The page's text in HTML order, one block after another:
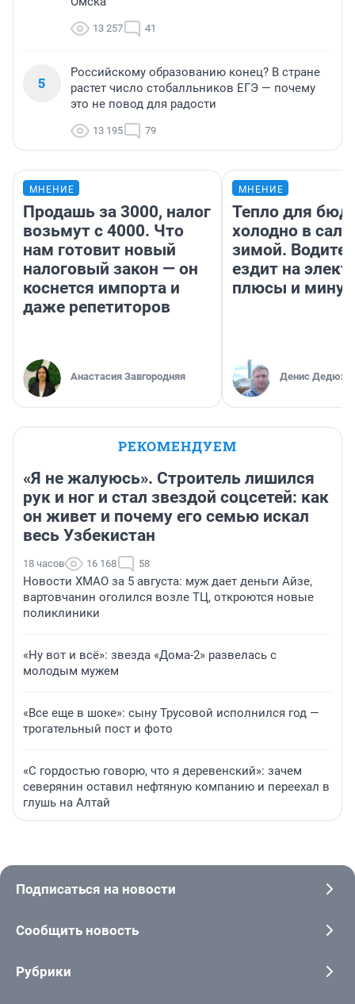
13 257 41
5
Российскому образованию конец? В стране
растет число стобалльников ЕГЭ — почему
это не повод для радости
13 195 79
МНЕНИЕ
Продашь за 3000, налог
возьмут с 4000. Что
нам готовит новый
налоговый закон — он
коснется импорта и
даже репетиторов
Анастасия Завгородняя
МНЕНИЕ
Тепло для
холодно в
зимой.
ездит на
плюсы и
Денис
РЕКОМЕНДУЕМ
«Я не жалуюсь». Строитель лишился
рук и ног и стал звездой соцсетей: как
он живет и почему его семью искал
весь Узбекистан
18 часов 16 168 58
Новости ХМАО за 5 августа: муж дает деньги Айзе,
вартовчанин оголился возле ТЦ, откроются новые
поликлиники
«Ну вот и всё»: звезда «Дома-2» развелась с
молодым мужем
«Все еще в шоке»: сыну Трусовой исполнился год —
трогательный пост и фото
«С гордостью говорю, что я деревенский»: зачем
северянин оставил нефтяную компанию и переехал в
глушь на Алтай
Подписаться на новости
Сообщить новость
Рубрики